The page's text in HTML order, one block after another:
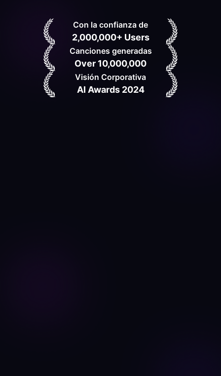
Con la confianza de
2,000,000+ Users
Canciones generadas
Over 10,000,000
Visión Corporativa
AI Awards 2024